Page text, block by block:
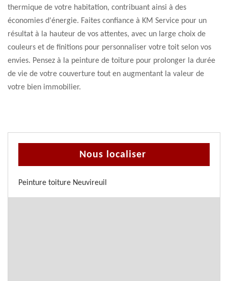
thermique de votre habitation, contribuant ainsi à des
économies d'énergie. Faites confiance à KM Service pour un
résultat à la hauteur de vos attentes, avec un large choix de
couleurs et de finitions pour personnaliser votre toit selon vos
envies. Pensez à la peinture de toiture pour prolonger la durée
de vie de votre couverture tout en augmentant la valeur de
votre bien immobilier.
Nous localiser
Peinture toiture Neuvireuil